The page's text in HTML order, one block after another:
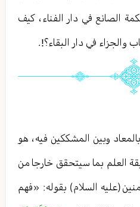
الصانع في دار الفناء ، كيف
والجزاء في دار البقاء؟! .
وبين المشككين فيه ، هو
العلم بما سيتحقق خارجا من
(عليه السلام) بقوله : «فهم